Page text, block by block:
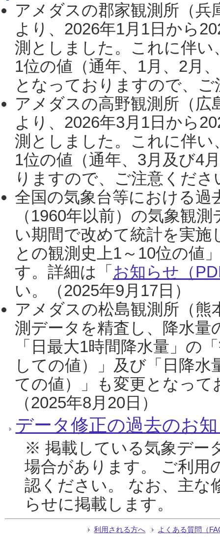
アメダスの郡家観測所（
より、2026年1月1日から
測としました。これに伴い
1位の値（通年、1月、2月
となっておりますので、
アメダスの高野観測所（
より、2026年3月1日から
測としました。これに伴い
1位の値（通年、3月及び4
りますので、ご注意くだ
全国の気象台等における過
（1960年以前）の気象観
い期間で改めて統計を実
との観測史上1～10位の値
す。詳細は「 お知らせ（
い。（2025年9月17日）
アメダスの松島観測所（熊
測データを精査し、降水
「日最大1時間降水量」の
しての値）」及び「日降
ての値）」も変更となっ
（2025年8月20日）
データ修正の過去のお
※ 掲載している気象デー
場合があります。 ご利用
認ください。 なお、主な
らせに掲載します。
利用される方へ よくある質問（